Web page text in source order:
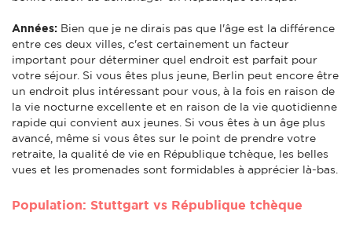
Années: Bien que je ne dirais pas que l'âge est la différence
entre ces deux villes, c'est certainement un facteur
important pour déterminer quel endroit est parfait pour
votre séjour. Si vous êtes plus jeune, Berlin peut encore être
un endroit plus intéressant pour vous, à la fois en raison de
la vie nocturne excellente et en raison de la vie quotidienne
rapide qui convient aux jeunes. Si vous êtes à un âge plus
avancé, même si vous êtes sur le point de prendre votre
retraite, la qualité de vie en République tchèque, les belles
vues et les promenades sont formidables à apprécier là-bas.
Population: Stuttgart vs République tchèque